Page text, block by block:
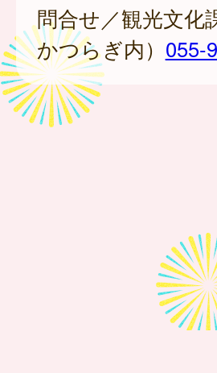
問合せ／観光文化
かつらぎ内） 055-